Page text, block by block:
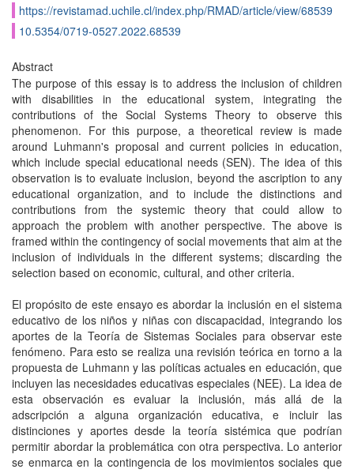
https://revistamad.uchile.cl/index.php/RMAD/article/view/68539
10.5354/0719-0527.2022.68539
Abstract
The purpose of this essay is to address the inclusion of children
with disabilities in the educational system, integrating the
contributions of the Social Systems Theory to observe this
phenomenon. For this purpose, a theoretical review is made
around Luhmann's proposal and current policies in education,
which include special educational needs (SEN). The idea of this
observation is to evaluate inclusion, beyond the ascription to any
educational organization, and to include the distinctions and
contributions from the systemic theory that could allow to
approach the problem with another perspective. The above is
framed within the contingency of social movements that aim at the
inclusion of individuals in the different systems; discarding the
selection based on economic, cultural, and other criteria.
El propósito de este ensayo es abordar la inclusión en el sistema
educativo de los niños y niñas con discapacidad, integrando los
aportes de la Teoría de Sistemas Sociales para observar este
fenómeno. Para esto se realiza una revisión teórica en torno a la
propuesta de Luhmann y las políticas actuales en educación, que
incluyen las necesidades educativas especiales (NEE). La idea de
esta observación es evaluar la inclusión, más allá de la
adscripción a alguna organización educativa, e incluir las
distinciones y aportes desde la teoría sistémica que podrían
permitir abordar la problemática con otra perspectiva. Lo anterior
se enmarca en la contingencia de los movimientos sociales que